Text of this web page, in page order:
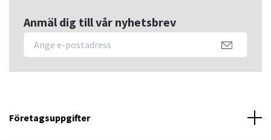
Anmäl dig till vår nyhetsbrev
Företagsuppgifter